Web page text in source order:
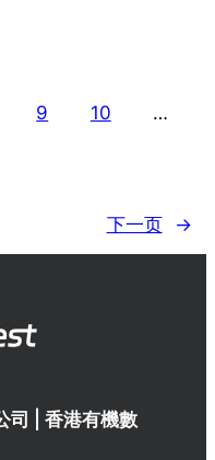
9 10 …
下一页 →
司 | 香港有機數